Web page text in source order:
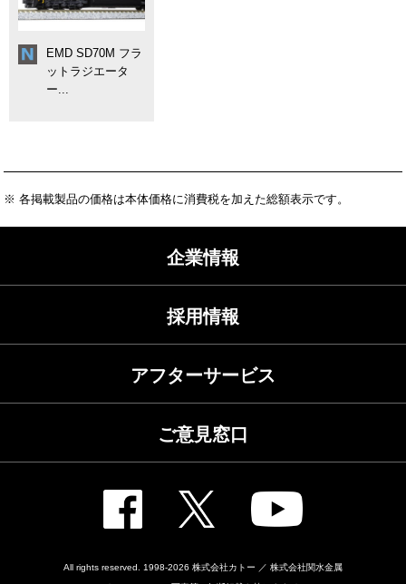
EMD SD70M フラ
ットラジエータ
ー...
※ 各掲載製品の価格は本体価格に消費税を加えた総額表示です。
企業情報
採用情報
アフターサービス
ご意見窓口
All rights reserved. 1998-2026 株式会社カトー ／ 株式会社関水金属